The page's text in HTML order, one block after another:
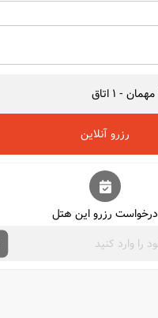
مهمان -
1 اتاق
رزرو آنلاین
درخواست رزرو این هتل